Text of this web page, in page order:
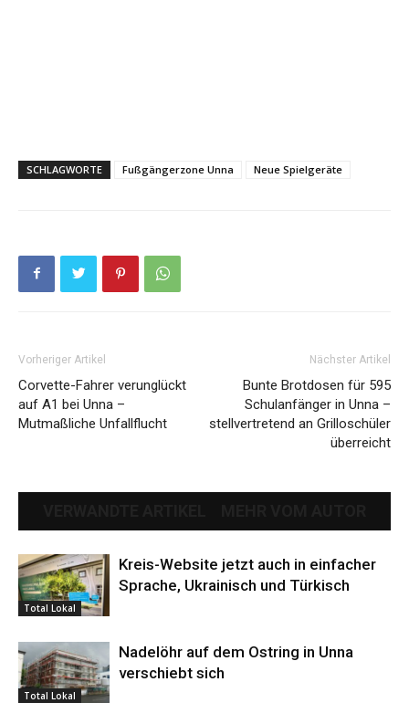
SCHLAGWORTE Fußgängerzone Unna Neue Spielgeräte
Vorheriger Artikel
Corvette-Fahrer verunglückt
auf A1 bei Unna –
Mutmaßliche Unfallflucht
Nächster Artikel
Bunte Brotdosen für 595
Schulanfänger in Unna –
stellvertretend an Grilloschüler
überreicht
Total Lokal
Kreis-Website jetzt auch in einfacher
Sprache, Ukrainisch und Türkisch
Total Lokal
Nadelöhr auf dem Ostring in Unna
verschiebt sich